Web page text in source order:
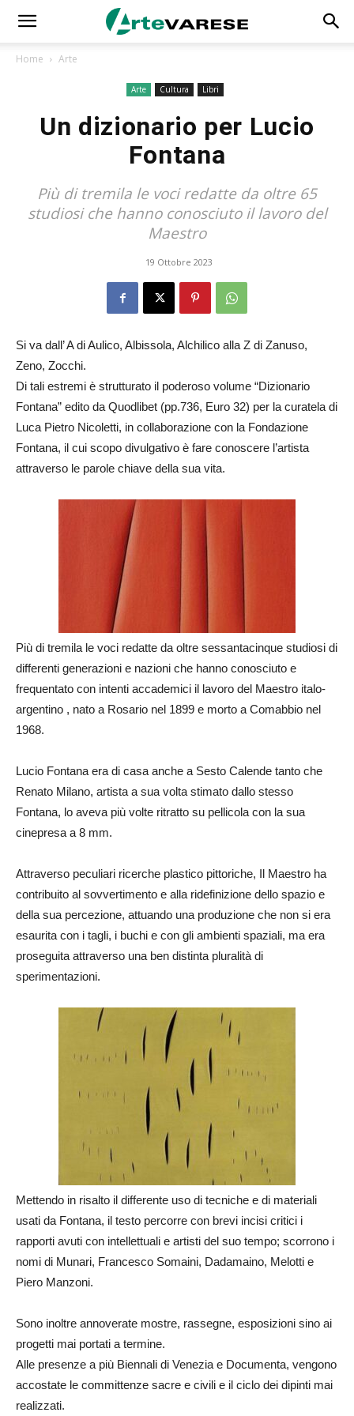
Home Arte
Arte Cultura Libri
Un dizionario per Lucio
Fontana
Più di tremila le voci redatte da oltre 65
studiosi che hanno conosciuto il lavoro del
Maestro
19 Ottobre 2023
Si va dall’ A di Aulico, Albissola, Alchilico alla Z di Zanuso,
Zeno, Zocchi.
Di tali estremi è strutturato il poderoso volume “Dizionario
Fontana” edito da Quodlibet (pp.736, Euro 32) per la curatela di
Luca Pietro Nicoletti, in collaborazione con la Fondazione
Fontana, il cui scopo divulgativo è fare conoscere l’artista
attraverso le parole chiave della sua vita.
Più di tremila le voci redatte da oltre sessantacinque studiosi di
differenti generazioni e nazioni che hanno conosciuto e
frequentato con intenti accademici il lavoro del Maestro italo-
argentino , nato a Rosario nel 1899 e morto a Comabbio nel
1968.
Lucio Fontana era di casa anche a Sesto Calende tanto che
Renato Milano, artista a sua volta stimato dallo stesso
Fontana, lo aveva più volte ritratto su pellicola con la sua
cinepresa a 8 mm.
Attraverso peculiari ricerche plastico pittoriche, Il Maestro ha
contribuito al sovvertimento e alla ridefinizione dello spazio e
della sua percezione, attuando una produzione che non si era
esaurita con i tagli, i buchi e con gli ambienti spaziali, ma era
proseguita attraverso una ben distinta pluralità di
sperimentazioni.
Mettendo in risalto il differente uso di tecniche e di materiali
usati da Fontana, il testo percorre con brevi incisi critici i
rapporti avuti con intellettuali e artisti del suo tempo; scorrono i
nomi di Munari, Francesco Somaini, Dadamaino, Melotti e
Piero Manzoni.
Sono inoltre annoverate mostre, rassegne, esposizioni sino ai
progetti mai portati a termine.
Alle presenze a più Biennali di Venezia e Documenta, vengono
accostate le committenze sacre e civili e il ciclo dei dipinti mai
realizzati.